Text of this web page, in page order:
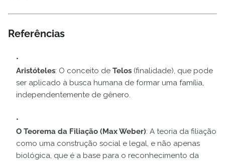
Referências
Aristóteles: O conceito de Telos (finalidade), que pode
ser aplicado à busca humana de formar uma família,
independentemente de gênero.
O Teorema da Filiação (Max Weber): A teoria da filiação
como uma construção social e legal, e não apenas
biológica, que é a base para o reconhecimento da